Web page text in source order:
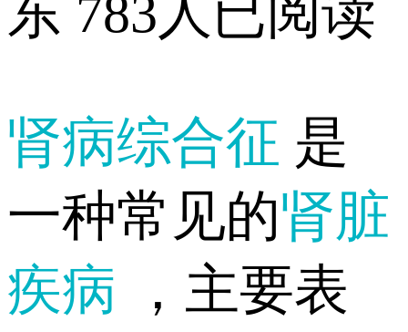
东 783人已阅读
肾病综合征 是
一种常见的肾脏
疾病
，主要表